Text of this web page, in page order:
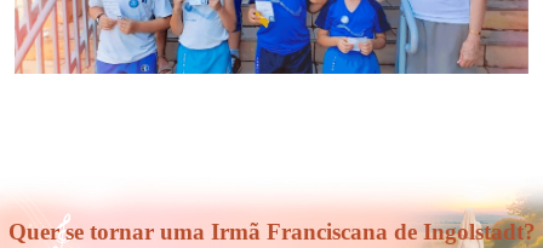
Quer se tornar uma Irmã Franciscana de Ingolstadt?